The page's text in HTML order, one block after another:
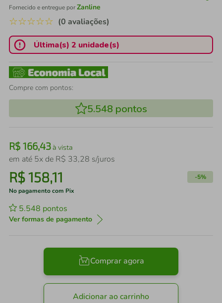
Fornecido e entregue porZanline
☆☆☆☆☆ (0 avaliações)
Última(s) 2 unidade(s)
Compre com pontos:
5.548 pontos
R$ 166,43à vista
em até 5x de R$ 33,28 s/juros
R$158,11 -5%
No pagamento com Pix
5.548 pontos
Ver formas de pagamento
Comprar agora
Adicionar ao carrinho